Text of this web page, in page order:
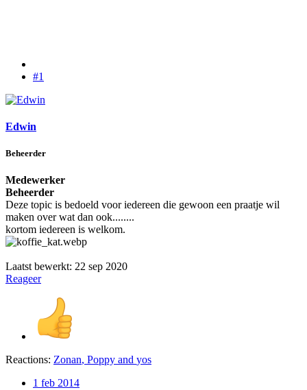
#1
Edwin
Beheerder
Medewerker
Beheerder
Deze topic is bedoeld voor iedereen die gewoon een praatje wil
maken over wat dan ook........
kortom iedereen is welkom.
Laatst bewerkt: 22 sep 2020
Reageer
Reactions: Zonan, Poppy and yos
1 feb 2014